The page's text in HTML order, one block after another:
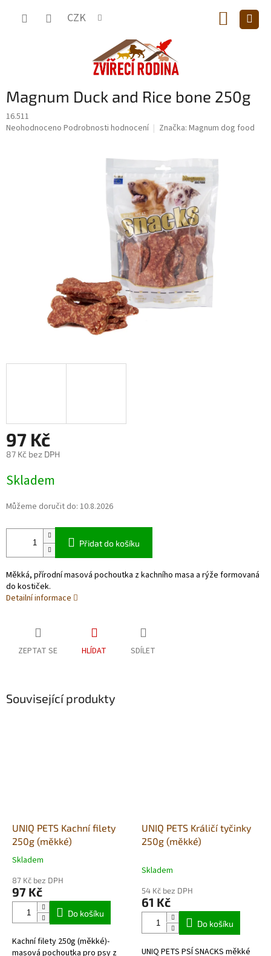
CZK
KOŠÍK
Magnum Duck and Rice bone 250g
16.511
Průměrné
Neohodnoceno Podrobnosti hodnocení Značka: Magnum dog food
97 Kč
87 Kč bez DPH
cena:
Skladem
Můžeme doručit do: 10.8.2026
Přidat do košíku
Měkká, přírodní masová pochoutka z kachního masa a rýže formovaná
do kostiček.
Detailní informace
ZEPTAT SE HLÍDAT SDÍLET
Související produkty
UNIQ PETS Kachní filety
250g (měkké)
Průměrné
produktu
je
hvězdiček.
Skladem
87 Kč bez DPH
97 Kč
Do košíku
Kachní filety 250g (měkké)-
masová pochoutka pro psy z
UNIQ PETS Králičí tyčinky
250g (měkké)
Skladem
54 Kč bez DPH
61 Kč
Do košíku
UNIQ PETS PSÍ SNACKS měkké